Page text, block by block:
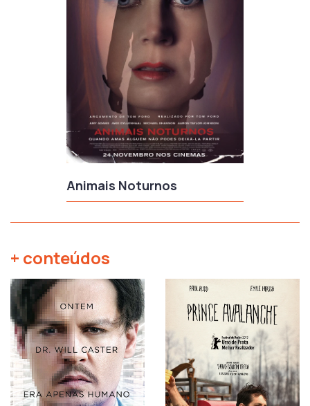
Animais Noturnos
+ conteúdos